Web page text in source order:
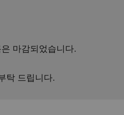
마감되었습니다.
탁 드립니다.